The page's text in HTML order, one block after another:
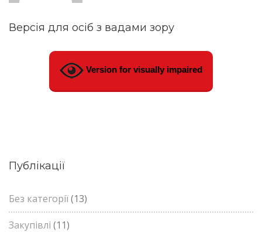
Версія для осіб з вадами зору
Version for visually impaired
Публікації
Без категорії(13)
Закупівлі (11)